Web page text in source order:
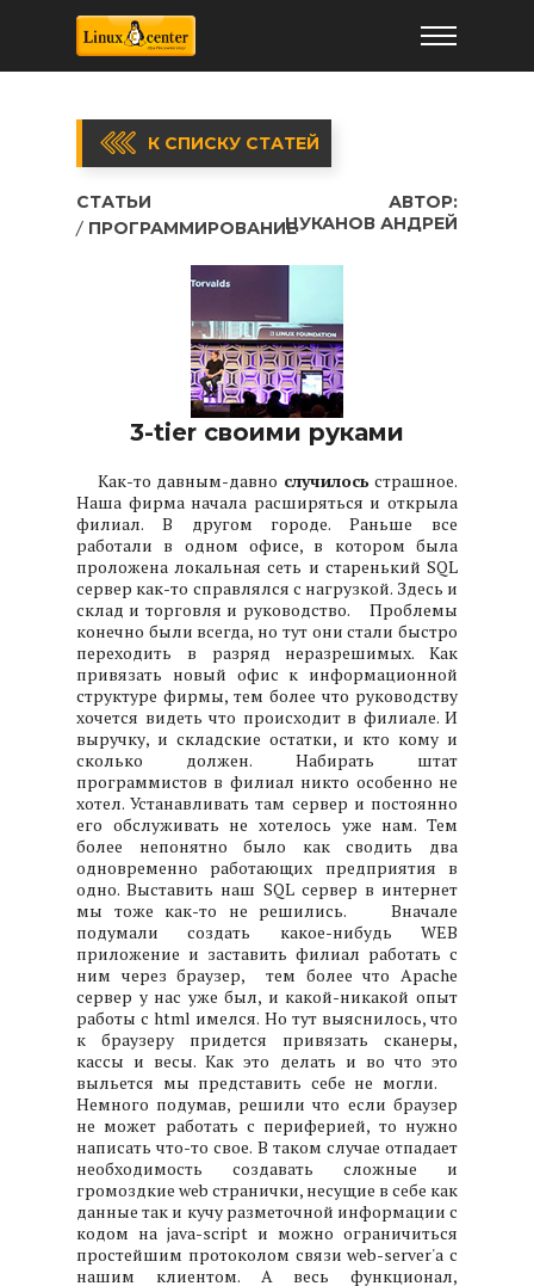
К СПИСКУ СТАТЕЙ
СТАТЬИ
ПРОГРАММИРОВАНИЕ
АВТОР:
ЦУКАНОВ АНДРЕЙ
3-tier своими руками
Как-то давным-давно случилосьстрашное.
Наша фирма начала расширяться и открыла
филиал. В другом городе. Раньше все
работали в одном офисе, в котором была
проложена локальная сеть и старенький SQL
сервер как-то справлялся с нагрузкой. Здесь и
склад и торговля и руководство.Проблемы
конечно были всегда, но тут они стали быстро
переходить в разряд неразрешимых. Как
привязать новый офис к информационной
структуре фирмы, тем более что руководству
хочется видеть что происходит в филиале. И
выручку, и складские остатки, и кто кому и
сколько должен. Набирать штат
программистов в филиал никто особенно не
хотел. Устанавливать там сервер и постоянно
его обслуживать не хотелось уже нам. Тем
более непонятно было как сводить два
одновременно работающих предприятия в
одно. Выставить наш SQL сервер в интернет
мы тоже как-то не решились. Вначале
подумали создать какое-нибудь WEB
приложение и заставить филиал работать с
ним через браузер, тем более что Apache
сервер у нас уже был, и какой-никакой опыт
работы с html имелся. Но тут выяснилось, что
к браузеру придется привязать сканеры,
кассы и весы. Как это делать и во что это
выльется мы представить себе не могли.
Немного подумав, решили что если браузер
не может работать с периферией, то нужно
написать что-то свое. В таком случае отпадает
необходимость создавать сложные и
громоздкие web странички, несущие в себе как
данные так и кучу разметочной информации с
кодом на java-script и можно ограничиться
простейшим протоколом связи web-server'а с
нашим клиентом. А весь функционал,